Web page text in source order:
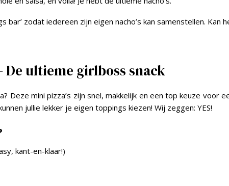
bar’ zodat iedereen zijn eigen nacho’s kan samenstellen. Kan
De ultieme girlboss snack
Deze mini pizza’s zijn snel, makkelijk en een top keuze voor
jullie lekker je eigen toppings kiezen! Wij zeggen: YES!
kant-en-klaar!)